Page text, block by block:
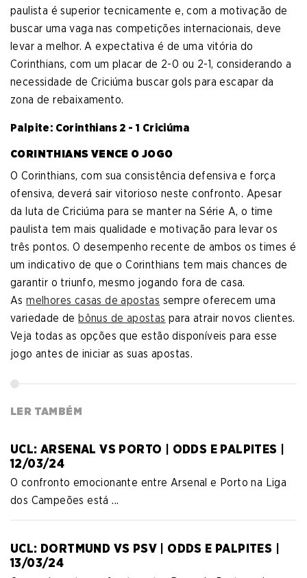
paulista é superior tecnicamente e, com a motivação de
buscar uma vaga nas competições internacionais, deve
levar a melhor. A expectativa é de uma vitória do
Corinthians, com um placar de 2-0 ou 2-1, considerando a
necessidade de Criciúma buscar gols para escapar da
zona de rebaixamento.
Palpite: Corinthians 2 - 1 Criciúma
CORINTHIANS VENCE O JOGO
O Corinthians, com sua consistência defensiva e força
ofensiva, deverá sair vitorioso neste confronto. Apesar
da luta de Criciúma para se manter na Série A, o time
paulista tem mais qualidade e motivação para levar os
três pontos. O desempenho recente de ambos os times é
um indicativo de que o Corinthians tem mais chances de
garantir o triunfo, mesmo jogando fora de casa.
Asmelhores casas de apostas sempre oferecem uma
variedade debônus de apostas para atrair novos clientes.
Veja todas as opções que estão disponíveis para esse
jogo antes de iniciar as suas apostas.
LER TAMBÉM
UCL: ARSENAL VS PORTO | ODDS E PALPITES |
12/03/24
O confronto emocionante entre Arsenal e Porto na Liga
dos Campeões está ...
UCL: DORTMUND VS PSV | ODDS E PALPITES |
13/03/24